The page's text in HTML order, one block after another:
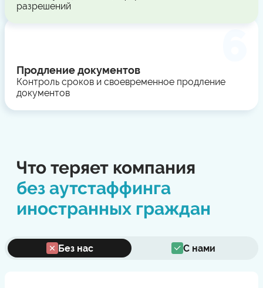
разрешений
Продление документов
Контроль сроков и своевременное продление
документов
Что теряет компания
без аутстаффинга
иностранных граждан
Без нас С нами